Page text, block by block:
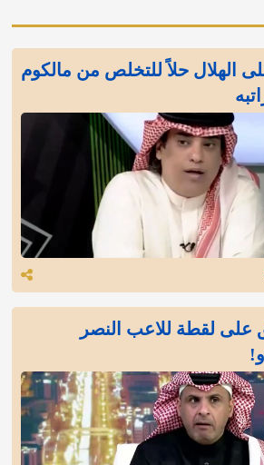
الهلال حلاً للتخلص من مالكوم
على لقطة للاعب النصر